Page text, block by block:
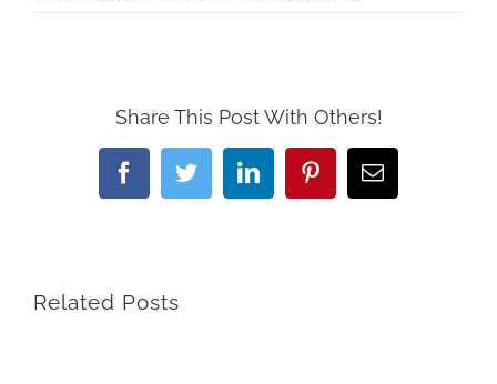
Share This Post With Others!
FacebookTwitterLinkedInPinterestEmail
Related Posts